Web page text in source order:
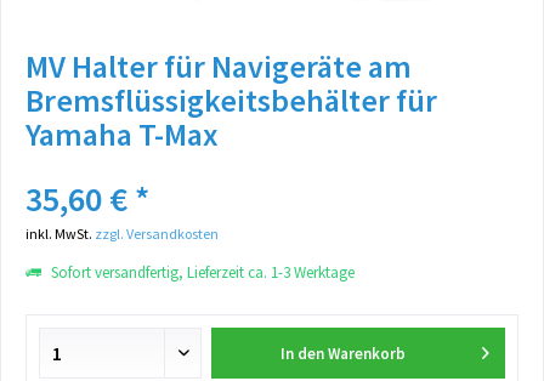
MV Halter für Navigeräte am
Bremsflüssigkeitsbehälter für
Yamaha T-Max
35,60 € *
inkl. MwSt. zzgl. Versandkosten
Sofort versandfertig, Lieferzeit ca. 1-3 Werktage
In den Warenkorb